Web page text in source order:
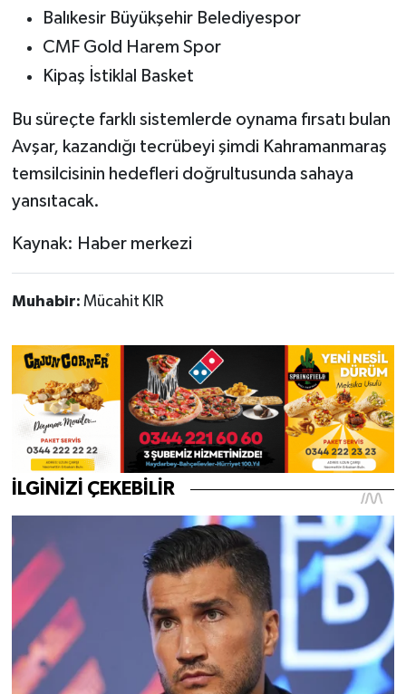
Balıkesir Büyükşehir Belediyespor
CMF Gold Harem Spor
Kipaş İstiklal Basket
Bu süreçte farklı sistemlerde oynama fırsatı bulan
Avşar, kazandığı tecrübeyi şimdi Kahramanmaraş
temsilcisinin hedefleri doğrultusunda sahaya
yansıtacak.
Kaynak: Haber merkezi
Muhabir: Mücahit KIR